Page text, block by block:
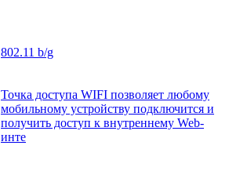
802.11 b/g
Точка доступа WIFI позволяет любому
мобильному устройству подключится и
получить доступ к внутреннему Web-
инте